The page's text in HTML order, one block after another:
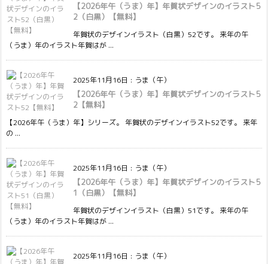
【2026年午（うま）年】年賀状デザインのイラスト5
2（白黒）【無料】
年賀状のデザインイラスト（白黒）52です。 来年の午
（うま）年のイラスト年賀はが ...
2025年11月16日 : うま（午）
【2026年午（うま）年】年賀状デザインのイラスト5
2【無料】
【2026年午（うま）年】シリーズ。 年賀状のデザインイラスト52です。 来年
の ...
2025年11月16日 : うま（午）
【2026年午（うま）年】年賀状デザインのイラスト5
1（白黒）【無料】
年賀状のデザインイラスト（白黒）51です。 来年の午
（うま）年のイラスト年賀はが ...
2025年11月16日 : うま（午）